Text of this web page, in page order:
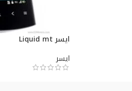
ايسر Liquid mt
ايسر